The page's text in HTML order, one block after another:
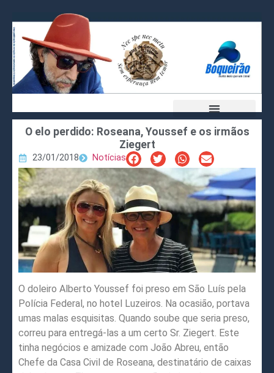
O elo perdido: Roseana, Youssef e os irmãos
Ziegert
23/01/2018 Notícias
O doleiro Alberto Youssef foi preso em São Luís pela
Polícia Federal, no hotel Luzeiros. Na ocasião, portava
umas malas esquisitas. Quando soube que seria preso,
correu para entregá-las a um certo Sr. Ziegert. Este
tinha negócios e amizade com João Abreu, então
Chefe da Casa Civil de Roseana, destinatário de caixas